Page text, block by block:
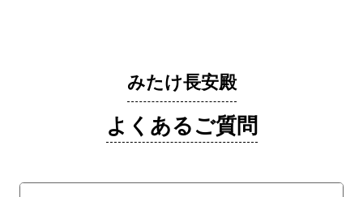
みたけ長安殿
よくあるご質問